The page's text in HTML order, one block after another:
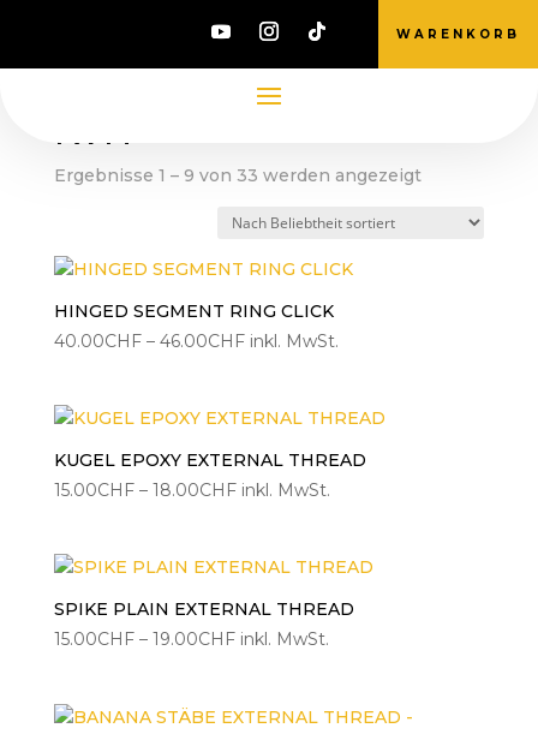
WARENKORB
/ Produkte verschlagwortet mit „KVH“
KVH
Ergebnisse 1 – 9 von 33 werden angezeigtNach
sortiert
HINGED SEGMENT RING CLICK
40.00CHF – 46.00CHFPreisspanne:
46.00CHF
inkl. MwSt.
KUGEL EPOXY EXTERNAL THREAD
15.00CHF – 18.00CHFPreisspanne:
18.00CHF
inkl. MwSt.
SPIKE PLAIN EXTERNAL THREAD
15.00CHF – 19.00CHFPreisspanne:
19.00CHF
inkl. MwSt.